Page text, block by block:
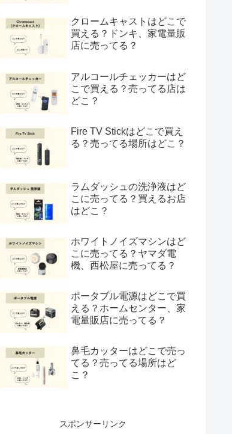
クロームキャストはどこで
買える？ドンキ、家電量販
店に売ってる？
アルコールチェッカーはど
こで買える？売ってる店は
どこ？
Fire TV Stickはどこで買え
る？売ってる場所はどこ？
ラムダッシュの洗浄液はど
こに売ってる？買えるお店
はどこ？
ホワイトノイズマシンはど
こに売ってる？ヤマダ電
機、西松屋に売ってる？
ポータブル電源はどこで買
える？ホームセンター、家
電量販店に売ってる？
鼻毛カッターはどこで売っ
てる？売ってる場所はど
こ？
スポンサーリンク